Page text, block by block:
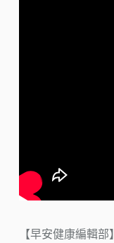
【早安健康編輯